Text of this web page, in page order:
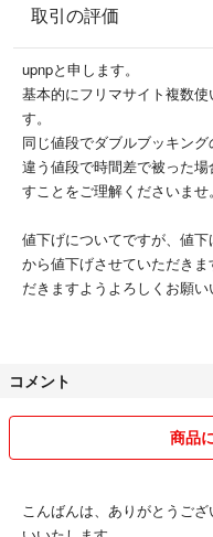
取引の評価
upnpと申します。
基本的にフリマサイト複数
す。
同じ値段でダブルブッキング
違う値段で時間差で被った
すことをご理解くださいませ。
値下げについてですが、値
から値下げさせていただき
だきますようよろしくお願い
大幅値下げには対応しかね
こちらもギリギリで出品し
時間がたてばコメントは削
だければと考えております。
コメント
商品
こんばんは、ありがとうご